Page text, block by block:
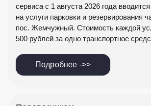
сервиса с 1 августа 2026 года
на услуги парковки и резервирования
пос. Жемчужный. Стоимость каждой
500 рублей за одно транспортное
Подробнее ->>